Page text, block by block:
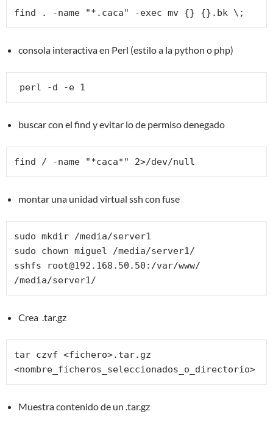
find . -name "*.caca" -exec mv {} {}.bk \;
consola interactiva en Perl (estilo a la python o php)
perl -d -e 1
buscar con el find y evitar lo de permiso denegado
find / -name "*caca*" 2>/dev/null
montar una unidad virtual ssh con fuse
sudo mkdir /media/server1
sudo chown miguel /media/server1/
sshfs root@192.168.50.50:/var/www/
/media/server1/
Crea .tar.gz
tar czvf <fichero>.tar.gz
<nombre_ficheros_seleccionados_o_directorio>
Muestra contenido de un .tar.gz